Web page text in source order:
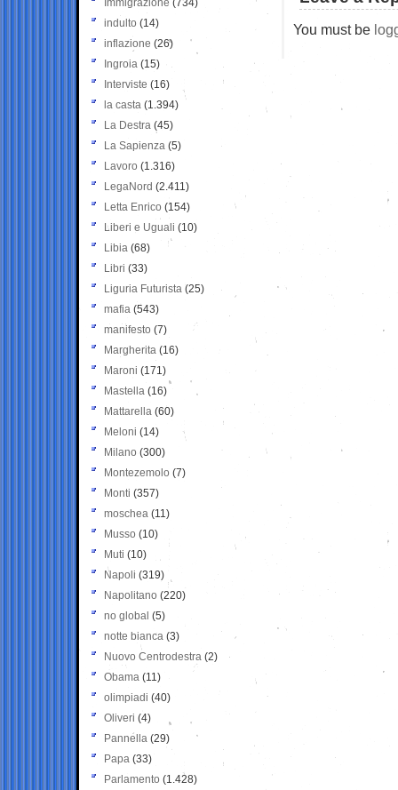
You must be
Immigrazione (734)
indulto (14)
inflazione (26)
Ingroia (15)
Interviste (16)
la casta (1.394)
La Destra (45)
La Sapienza (5)
Lavoro (1.316)
LegaNord (2.411)
Letta Enrico (154)
Liberi e Uguali (10)
Libia (68)
Libri (33)
Liguria Futurista (25)
mafia (543)
manifesto (7)
Margherita (16)
Maroni (171)
Mastella (16)
Mattarella (60)
Meloni (14)
Milano (300)
Montezemolo (7)
Monti (357)
moschea (11)
Musso (10)
Muti (10)
Napoli (319)
Napolitano (220)
no global (5)
notte bianca (3)
Nuovo Centrodestra (2)
Obama (11)
olimpiadi (40)
Oliveri (4)
Pannella (29)
Papa (33)
Parlamento (1.428)